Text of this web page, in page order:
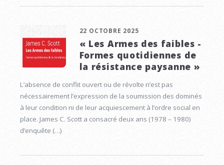
22 OCTOBRE 2025
« Les Armes des faibles -
Formes quotidiennes de
la résistance paysanne »
L’absence de conflit ouvert ou de révolte n’est pas
nécessairement l’expression de la soumission des dominés
à leur condition ni de leur acquiescement à l’ordre social en
place. James C. Scott a consacré deux ans (1978 – 1980)
d’enquête (…)